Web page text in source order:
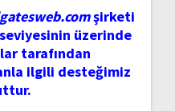
şirketi
üzerinde
tarafından
ilgili desteğimiz